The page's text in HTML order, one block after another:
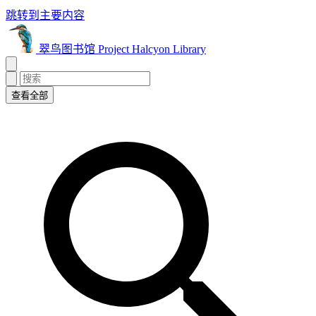
跳转到主要内容
翠鸟图书馆 Project Halcyon Library
查看全部